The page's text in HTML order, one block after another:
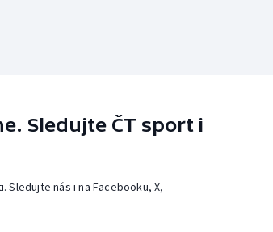
Sledujte ČT sport i
nás i na Facebooku, X,